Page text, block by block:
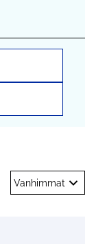
Vanhimmat